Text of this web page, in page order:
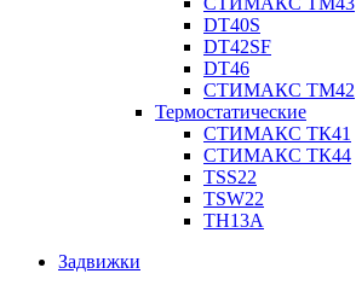
DT40S
DT42SF
DT46
СТИМАКС ТМ42
Термостатические
СТИМАКС ТК41
СТИМАКС ТК44
TSS22
TSW22
TH13A
Задвижки